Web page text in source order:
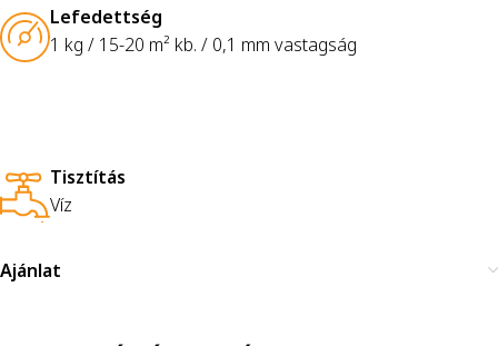
Lefedettség
1 kg / 15-20 m² kb. / 0,1 mm vastagság
Tisztítás
Víz
Ajánlat